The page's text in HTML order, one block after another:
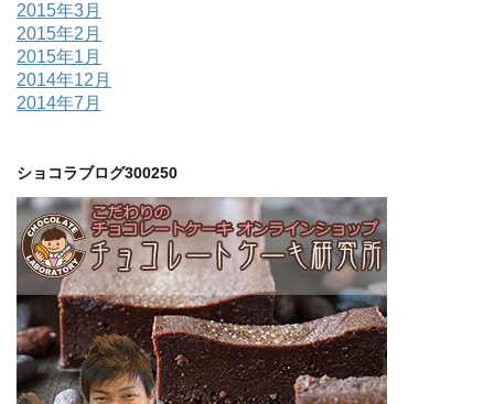
2015年3月
2015年2月
2015年1月
2014年12月
2014年7月
ショコラブログ300250